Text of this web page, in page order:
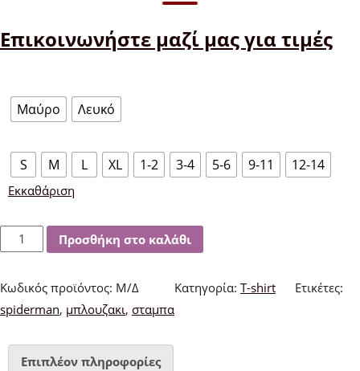
Επικοινωνήστε μαζί μας για τιμές
Μαύρο Λευκό
S M L XL 1-2 3-4 5-6 9-11 12-14
Εκκαθάριση
Μπλουζάκι
με
στάμπα
Spiderman
ποσότητα
Προσθήκη στο καλάθι
Κωδικός προϊόντος: Μ/Δ Κατηγορία: T-shirt
Ετικέτες:
spiderman, μπλουζακι, σταμπα
Επιπλέον πληροφορίες